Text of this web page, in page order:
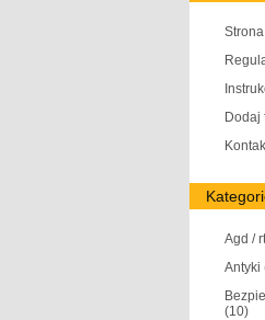
Dodaj
Agd /
Antyki
(10)